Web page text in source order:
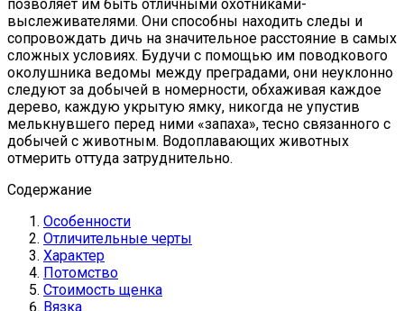
позволяет им быть отличными охотниками-
выслеживателями. Они способны находить следы и
сопровождать дичь на значительное расстояние в самых
сложных условиях. Будучи с помощью им поводкового
околушника ведомы между преградами, они неуклонно
следуют за добычей в номерности, обхаживая каждое
дерево, каждую укрытую ямку, никогда не упустив
мелькнувшего перед ними «запаха», тесно связанного с
добычей с животным. Водоплавающих животных
отмерить оттуда затруднительно.
Содержание
Особенности
Отличительные черты
Характер
Потомство
Стоимость щенка
Вязка